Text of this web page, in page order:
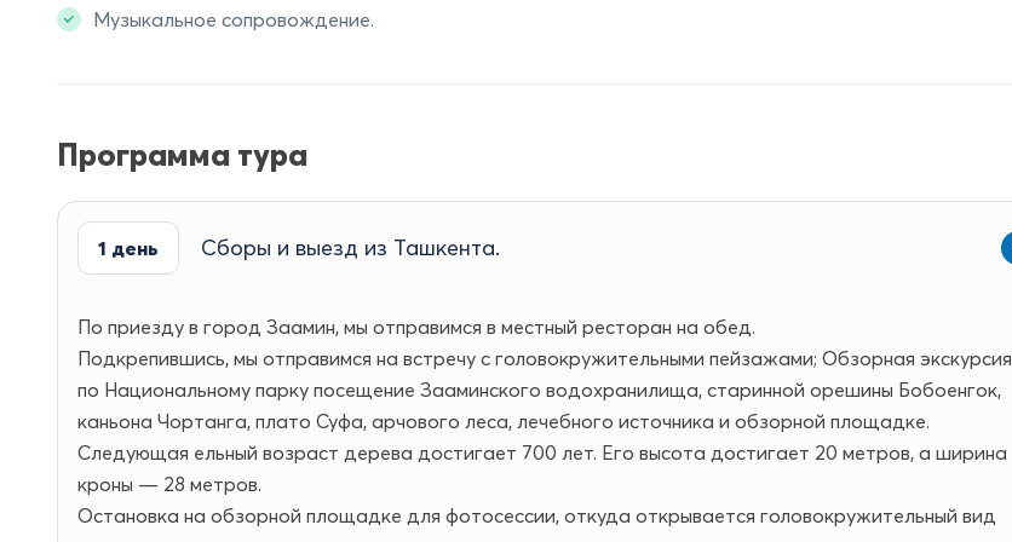
Музыкальное сопровождение.
Программа тура
1 день Сборы и выезд из Ташкента.
По приезду в город Заамин, мы отправимся в местный ресторан на обед.
Подкрепившись, мы отправимся на встречу с головокружительными пейзажами; Обзорная экскурсия
по Национальному парку посещение Зааминского водохранилища, старинной орешины Бобоенгок,
каньона Чортанга, плато Суфа, арчового леса, лечебного источника и обзорной площадке.
Следующая ельный возраст дерева достигает 700 лет. Его высота достигает 20 метров, а ширина
кроны — 28 метров.
Остановка на обзорной площадке для фотосессии, откуда открывается головокружительный вид